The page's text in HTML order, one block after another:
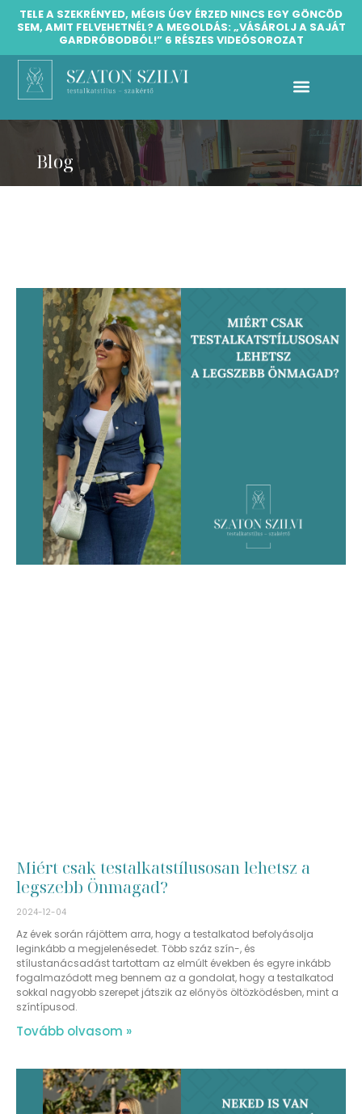
TELE A SZEKRÉNYED, MÉGIS ÚGY ÉRZED NINCS EGY GÖNCÖD
SEM, AMIT FELVEHETNÉL? A MEGOLDÁS: „VÁSÁROLJ A SAJÁT
GARDRÓBODBÓL!” 6 RÉSZES VIDEÓSOROZAT
Blog
Miért csak testalkatstílusosan lehetsz a
legszebb Önmagad?
2024-12-04
Az évek során rájöttem arra, hogy a testalkatod befolyásolja
leginkább a megjelenésedet. Több száz szín-, és
stílustanácsadást tartottam az elmúlt években és egyre inkább
fogalmazódott meg bennem az a gondolat, hogy a testalkatod
sokkal nagyobb szerepet játszik az előnyös öltözködésben, mint a
színtípusod.
Tovább olvasom »